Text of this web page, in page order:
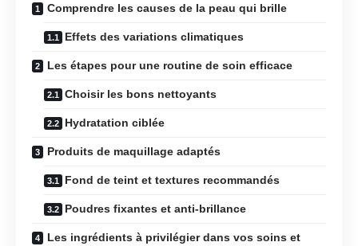
Comprendre les causes de la peau qui brille
Effets des variations climatiques
Les étapes pour une routine de soin efficace
Choisir les bons nettoyants
Hydratation ciblée
Produits de maquillage adaptés
Fond de teint et textures recommandés
Poudres fixantes et anti-brillance
Les ingrédients à privilégier dans vos soins et